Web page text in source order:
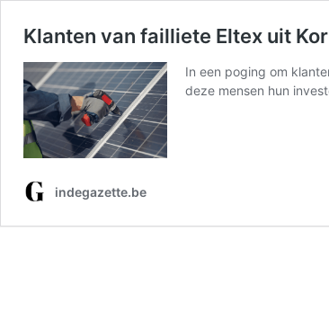
Klanten van failliete Eltex uit
In een poging om
deze mensen hun
indegazette.be